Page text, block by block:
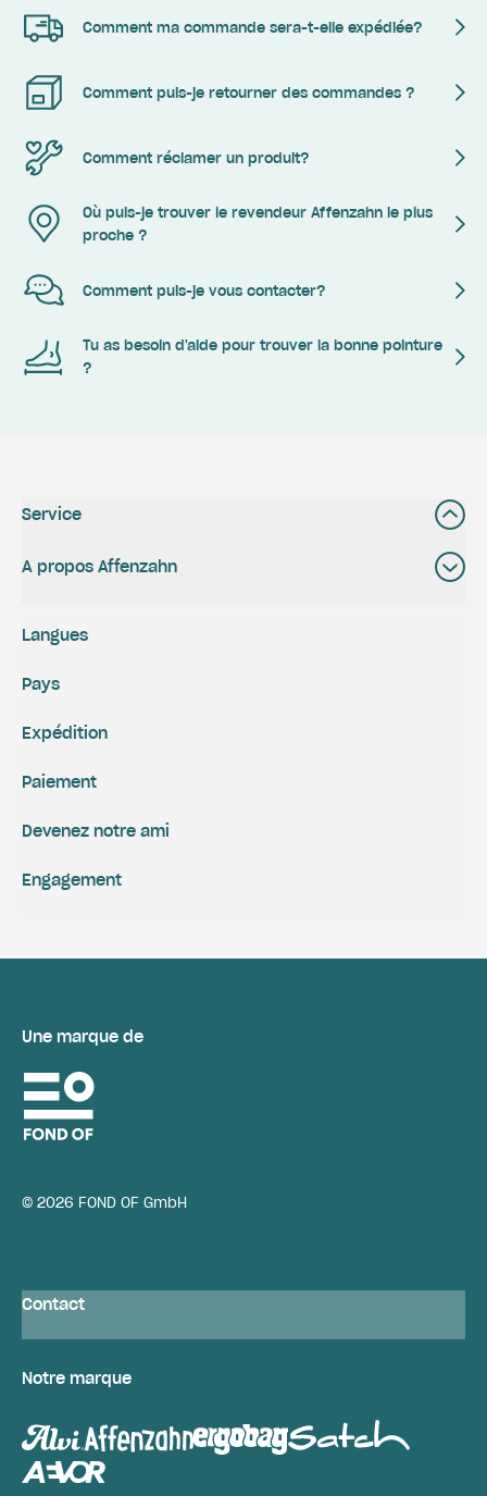
Comment ma commande sera-t-elle expédiée?
Comment puis-je retourner des commandes ?
Comment réclamer un produit?
Où puis-je trouver le revendeur Affenzahn le plus
proche ?
Comment puis-je vous contacter?
Tu as besoin d'aide pour trouver la bonne pointure
?
Service
A propos Affenzahn
Expédition
Paiement
Engagement
Devenez notre ami
Langues
Pays
Une marque de
© 2026 FOND OF GmbH
Contact
Notre marque